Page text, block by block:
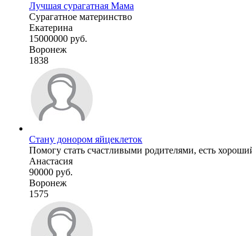
Лучшая сурагатная Мама
Сурагатное материнство
Екатерина
15000000 руб.
Воронеж
1838
Стану донором яйцеклеток
Помогу стать счастливыми родителями, есть
Анастасия
90000 руб.
Воронеж
1575